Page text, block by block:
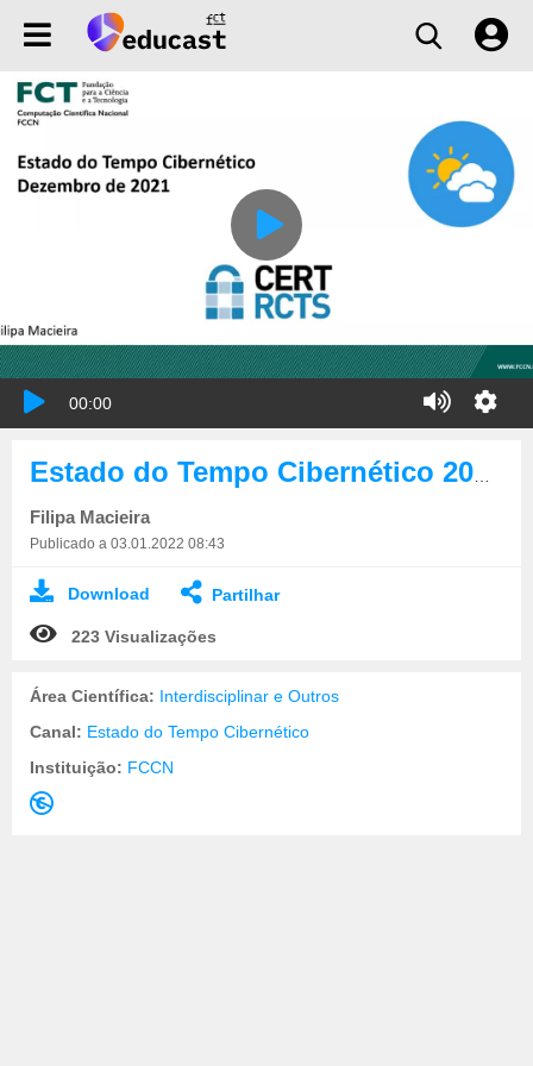
00:00
Filipa Macieira
Publicado a 03.01.2022 08:43
Download Partilhar
223 Visualizações
Área Científica: Interdisciplinar e Outros
Canal: Estado do Tempo Cibernético
Instituição: FCCN